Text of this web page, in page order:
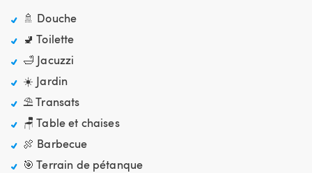
🚿 Douche
🚽 Toilette
🛁 Jacuzzi
☀️ Jardin
⛱️ Transats
🪑 Table et chaises
🍖 Barbecue
🎯 Terrain de pétanque